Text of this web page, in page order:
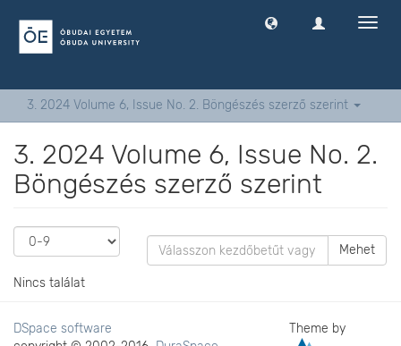
3. 2024 Volume 6, Issue No. 2. Böngészés szerző szerint
3. 2024 Volume 6, Issue No. 2.
Böngészés szerző szerint
Mehet
Nincs találat
DSpace software
Theme by